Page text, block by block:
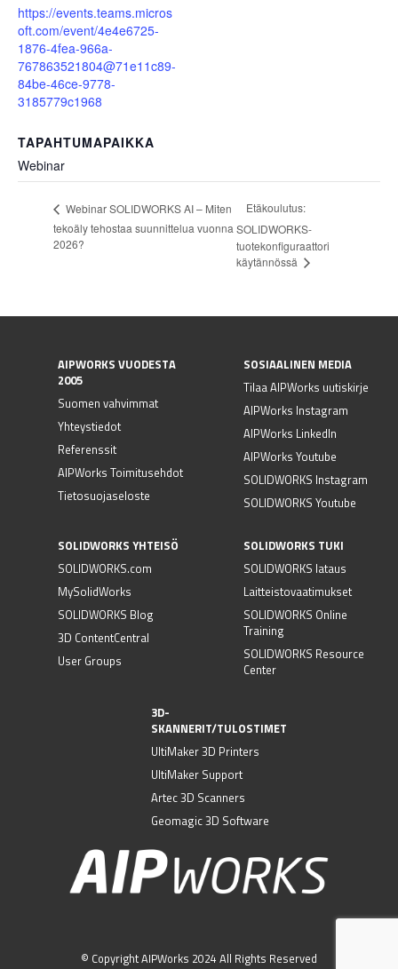
https://events.teams.micros
oft.com/event/4e4e6725-
1876-4fea-966a-
767863521804@71e11c89-
84be-46ce-9778-
3185779c1968
TAPAHTUMAPAIKKA
Webinar
Webinar SOLIDWORKS AI – Miten
tekoäly tehostaa suunnittelua vuonna
2026?
Etäkoulutus:
SOLIDWORKS-
tuotekonfiguraattori
käytännössä
AIPWORKS VUODESTA
2005
Suomen vahvimmat
Yhteystiedot
Referenssit
AIPWorks Toimitusehdot
Tietosuojaseloste
SOSIAALINEN MEDIA
Tilaa AIPWorks uutiskirje
AIPWorks Instagram
AIPWorks LinkedIn
AIPWorks Youtube
SOLIDWORKS Instagram
SOLIDWORKS Youtube
SOLIDWORKS YHTEISÖ
SOLIDWORKS.com
MySolidWorks
SOLIDWORKS Blog
3D ContentCentral
User Groups
SOLIDWORKS TUKI
SOLIDWORKS lataus
Laitteistovaatimukset
SOLIDWORKS Online
Training
SOLIDWORKS Resource
Center
3D-
SKANNERIT/TULOSTIMET
UltiMaker 3D Printers
UltiMaker Support
Artec 3D Scanners
Geomagic 3D Software
© Copyright AIPWorks 2024 All Rights Reserved